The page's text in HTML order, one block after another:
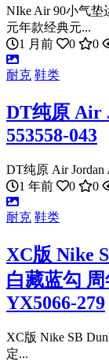
NIke Air 90小气
元年款经典元...
1 月前
0 0
耐克 鞋类
DT纯原 Air
553558-043
DT纯原 Air
1 年前
0 0
耐克 鞋类
XC版 Nike
白藏蓝勾
YX5066-279
XC版 Nike SB
定...